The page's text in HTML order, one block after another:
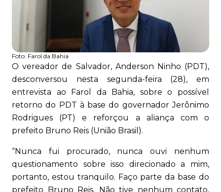
Foto: Farol da Bahia
O vereador de Salvador, Anderson Ninho (PDT),
desconversou nesta segunda-feira (28), em
entrevista ao Farol da Bahia, sobre o possível
retorno do PDT à base do governador Jerônimo
Rodrigues (PT) e reforçou a aliança com o
prefeito Bruno Reis (União Brasil).
“Nunca fui procurado, nunca ouvi nenhum
questionamento sobre isso direcionado a mim,
portanto, estou tranquilo. Faço parte da base do
prefeito Bruno Reis. Não tive nenhum contato,